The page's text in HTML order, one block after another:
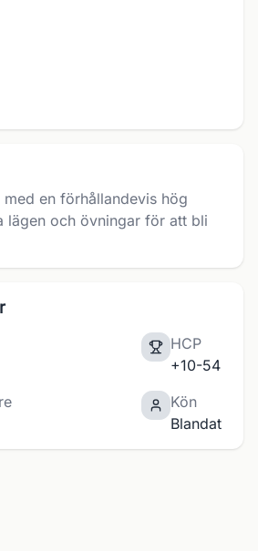
med en förhållandevis hög
lägen och övningar för att bli
HCP
+10-54
Kön
Blandat